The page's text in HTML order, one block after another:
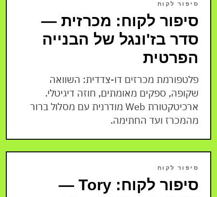
סיפור לקוח
סיפור לקוח: מכרזית —
סדר בז'ונגל של הבנייה
הפרטית
פלטפורמת מכרזים דו-צדדית: השוואה
שקופה, ספקים מאומתים, חוזה דיגיטלי.
ארכיטקטורת Web מודרנית עם מסלול ברור
מהמכרז ועד החתימה.
סיפור לקוח
סיפור לקוח: Tory —